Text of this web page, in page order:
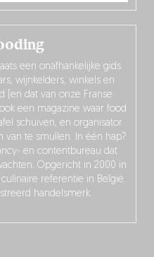
een onafhankelijke gids
wijnkelders, winkels en
(en dat van onze Franse
een magazine waar food
schuiven, en organisator
van te smullen. In één hap?
en contentbureau dat
Opgericht in 2000 in
referentie in België.
handelsmerk.